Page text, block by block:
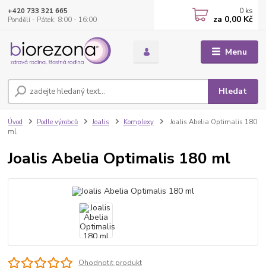
Menu
Hledat
+420 733 321 665
Pondělí - Pátek: 8:00 - 16:00
0 ks
za 0,00 Kč
Úvod Podle výrobců Joalis Komplexy
Joalis Abelia Optimalis 180
ml
Joalis Abelia Optimalis 180 ml
Ohodnotit produkt